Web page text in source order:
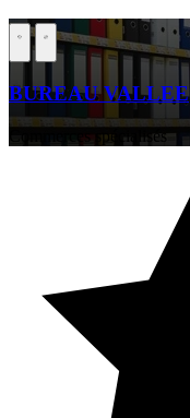
BUREAU VALLEE
Commerces spécialisés